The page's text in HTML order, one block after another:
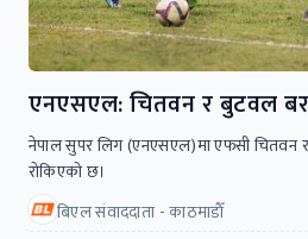
एनएसएल: चितवन र बुटवल
नेपाल सुपर लिग (एनएसएल)मा एफसी चितवन र
राेकिएकाे छ।
बिएल संवाददाता - काठमाडाैँ